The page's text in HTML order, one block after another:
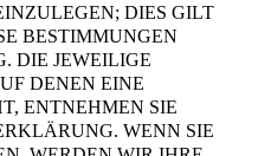
DIES GILT
BESTIMMUNGEN
DIE JEWEILIGE
DENEN EINE
ENTNEHMEN SIE
WENN SIE